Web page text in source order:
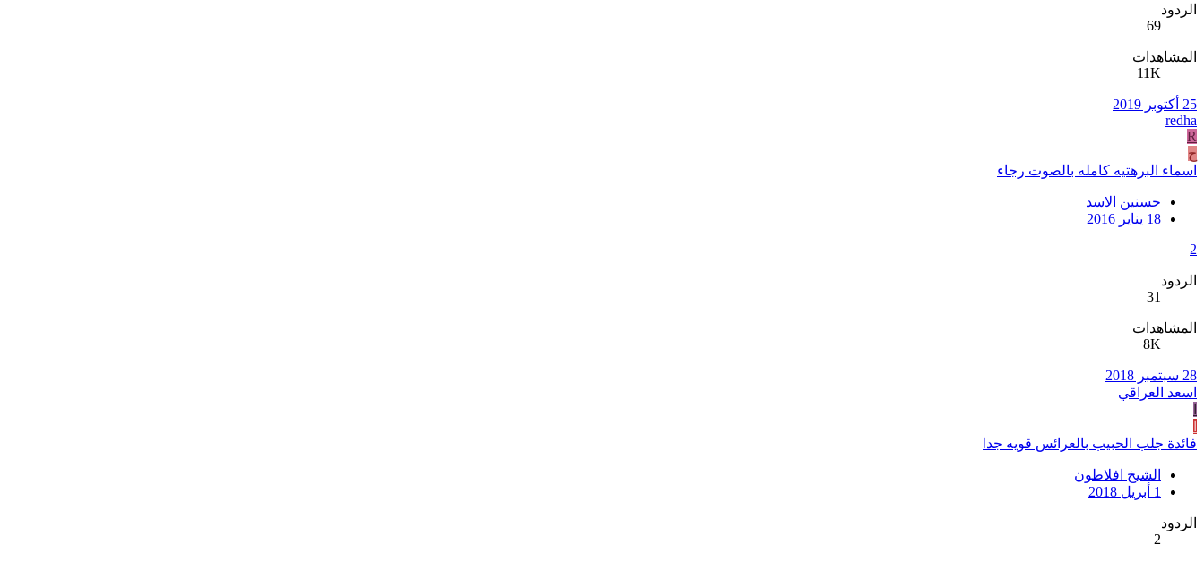
الردود
69
المشاهدات
11K
25 أكتوبر 2019
redha
R
ح
اسماء البرهتيه كامله بالصوت رجاء
حسنين الاسد
18 يناير 2016
2
الردود
31
المشاهدات
8K
28 سبتمبر 2018
اسعد العراقي
فائدة جلب الحبيب بالعرائس قويه جدا
الشيخ افلاطون
1 أبريل 2018
الردود
2